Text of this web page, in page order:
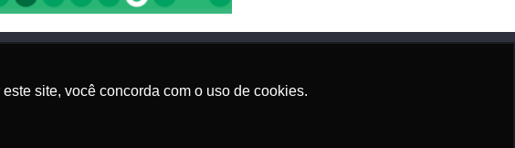
site, você concorda com o uso de cookies.